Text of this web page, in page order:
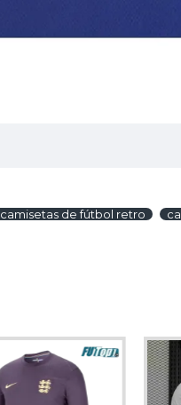
camisetas de fútbol retro